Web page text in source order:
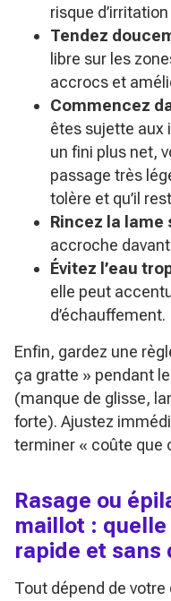
risque
Tendez
libre sur les
accrocs et
Commencez
êtes sujette aux
un fini plus net,
passage très
tolère et qu’il
Rincez la lame
accroche
Évitez l’eau
elle peut
d’échauffement.
Enfin, gardez une
ça gratte » pendant
(manque de glisse,
forte). Ajustez
terminer « coûte que
Rasage ou
maillot :
rapide et sans
Tout dépend de